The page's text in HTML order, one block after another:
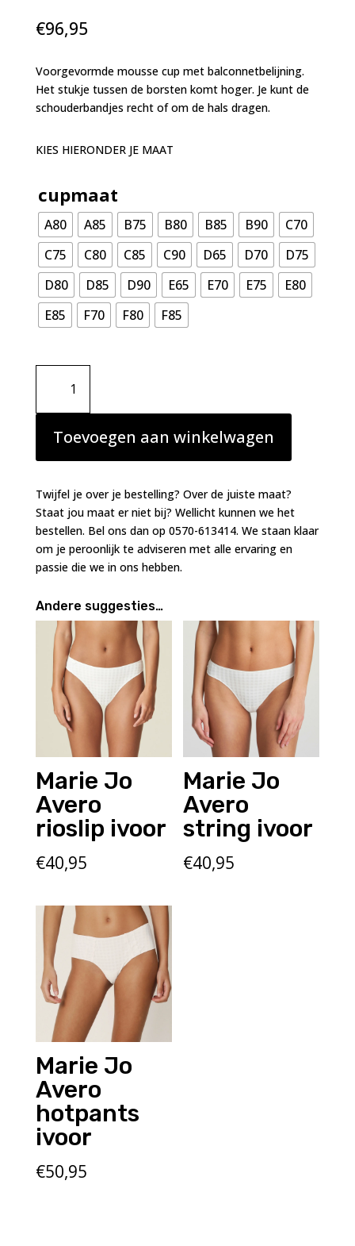
€96,95
Voorgevormde mousse cup met balconnetbelijning.
Het stukje tussen de borsten komt hoger. Je kunt de
schouderbandjes recht of om de hals dragen.
KIES HIERONDER JE MAAT
cupmaat
A80 A85 B75 B80 B85 B90
C70
C75
C80 C85 C90 D65 D70
D75
D80
D85 D90 E65 E70 E75
E80
E85
F70 F80 F85
Marie
Avero
balconnet
ivoor
Toevoegen aan winkelwagen
Twijfel je over je bestelling? Over de juiste maat?
Staat jou maat er niet bij? Wellicht kunnen we het
bestellen. Bel ons dan op 0570-613414. We staan klaar
om je peroonlijk te adviseren met alle ervaring en
passie die we in ons hebben.
Andere suggesties…
Marie Jo
Avero
rioslip ivoor
€40,95
Marie Jo
Avero
string ivoor
€40,95
Marie Jo
Avero
hotpants
ivoor
€50,95